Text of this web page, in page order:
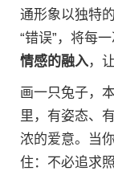
通形象以独特
“错误”，将每
情感的融入，
画一只兔子，
里，有姿态、
浓的爱意。当
住：不必追求